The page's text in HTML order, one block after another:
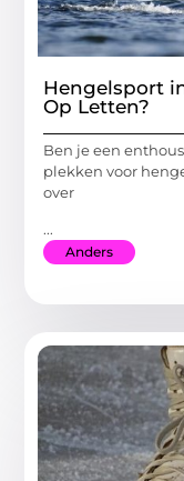
Hengelsport
Op Letten?
Ben je een
plekken voor
over
...
Anders